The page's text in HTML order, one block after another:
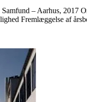
– Aarhus, 2017
Fremlæggelse af